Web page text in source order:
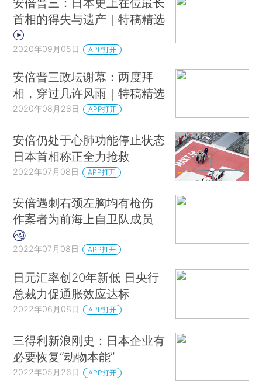
首相的得失与遗产｜特稿精选
2020年09月05日 APP打开
安倍晋三政坛谢幕：两度拜
相，穿过几许风雨｜特稿精选
2020年08月28日 APP打开
安倍仍处于心肺功能停止状态
日本首相称正全力抢救
2022年07月08日 APP打开
安倍遇刺右颈左胸均有枪伤
作案者为前海上自卫队成员
2022年07月08日 APP打开
日元汇率创20年新低 日央行
总裁力促通胀效应达标
2022年06月08日 APP打开
三得利新浪刚史：日本企业有
必要恢复“动物本能”
2022年05月26日 APP打开